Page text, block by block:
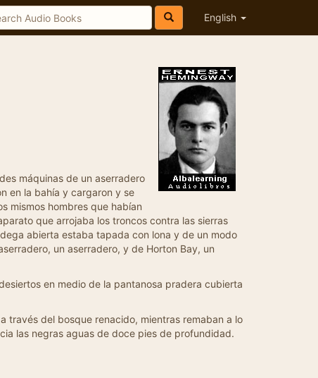
English
máquinas de un aserradero
en la bahía y cargaron y se
mismos hombres que habían
que arrojaba los troncos contra las sierras
abierta estaba tapada con lona y de un modo
un aserradero, y de Horton Bay, un
en medio de la pantanosa pradera cubierta
través del bosque renacido, mientras remaban a lo
las negras aguas de doce pies de profundidad.